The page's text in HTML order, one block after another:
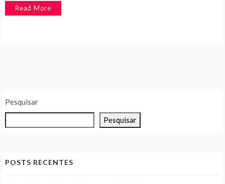
Read More
Pesquisar
Pesquisar
POSTS RECENTES